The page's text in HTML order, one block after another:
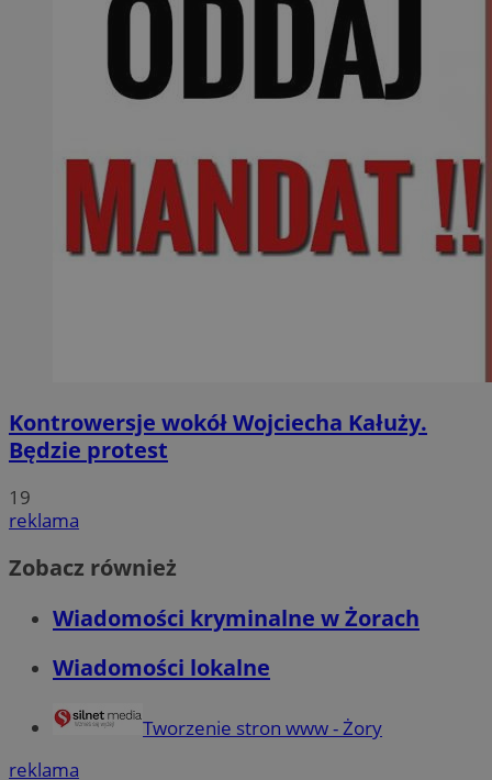
Kontrowersje wokół Wojciecha Kałuży.
Będzie protest
19
reklama
Zobacz również
Wiadomości kryminalne w Żorach
Wiadomości lokalne
Tworzenie stron www - Żory
reklama